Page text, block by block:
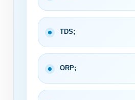
TDS;
ORP;